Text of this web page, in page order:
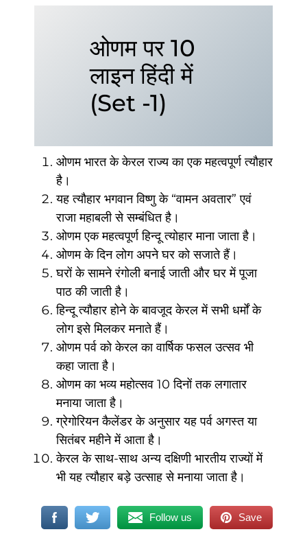
ओणम पर 10
लाइन हिंदी में
(Set -1)
ओणम भारत के केरल राज्य का एक महत्वपूर्ण त्यौहार
है।
यह त्यौहार भगवान विष्णु के “वामन अवतार” एवं
राजा महाबली से सम्बंधित है।
ओणम एक महत्वपूर्ण हिन्दू त्योहार माना जाता है।
ओणम के दिन लोग अपने घर को सजाते हैं।
घरों के सामने रंगोली बनाई जाती और घर में पूजा
पाठ की जाती है।
हिन्दू त्यौहार होने के बावजूद केरल में सभी धर्मों के
लोग इसे मिलकर मनाते हैं।
ओणम पर्व को केरल का वार्षिक फसल उत्सव भी
कहा जाता है।
ओणम का भव्य महोत्सव 10 दिनों तक लगातार
मनाया जाता है।
ग्रेगोरियन कैलेंडर के अनुसार यह पर्व अगस्त या
सितंबर महीने में आता है।
केरल के साथ-साथ अन्य दक्षिणी भारतीय राज्यों में
भी यह त्यौहार बड़े उत्साह से मनाया जाता है।
Follow us Save